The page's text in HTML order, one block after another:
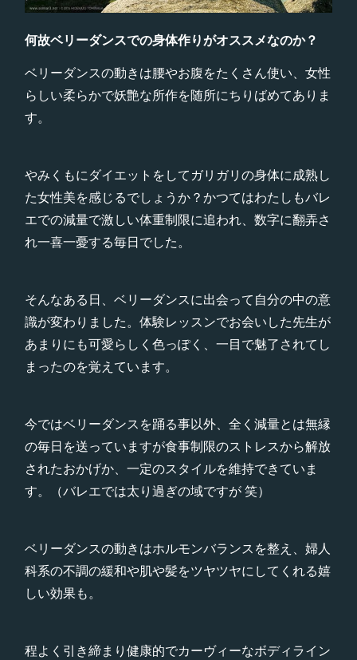
何故ベリーダンスでの身体作りがオススメなのか？
ベリーダンスの動きは腰やお腹をたくさん使い、女性
らしい柔らかで妖艶な所作を随所にちりばめてありま
す。
やみくもにダイエットをしてガリガリの身体に成熟し
た女性美を感じるでしょうか？かつてはわたしもバレ
エでの減量で激しい体重制限に追われ、数字に翻弄さ
れ一喜一憂する毎日でした。
そんなある日、ベリーダンスに出会って自分の中の意
識が変わりました。体験レッスンでお会いした先生が
あまりにも可愛らしく色っぽく、一目で魅了されてし
まったのを覚えています。
今ではベリーダンスを踊る事以外、全く減量とは無縁
の毎日を送っていますが食事制限のストレスから解放
されたおかげか、一定のスタイルを維持できていま
す。（バレエでは太り過ぎの域ですが 笑）
ベリーダンスの動きはホルモンバランスを整え、婦人
科系の不調の緩和や肌や髪をツヤツヤにしてくれる嬉
しい効果も。
程よく引き締まり健康的でカーヴィーなボディライン